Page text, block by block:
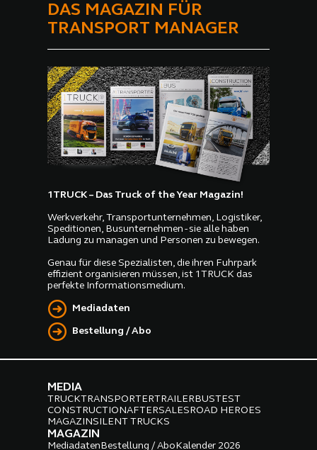
DAS MAGAZIN FÜR
TRANSPORT MANAGER
1TRUCK – Das Truck of the Year Magazin!
Werkverkehr, Transportunternehmen, Logistiker,
Speditionen, Busunternehmen - sie alle haben
Ladung zu managen und Personen zu bewegen.
Genau für diese Spezialisten, die ihren Fuhrpark
effizient organisieren müssen, ist 1TRUCK das
perfekte Informationsmedium.
Mediadaten
Bestellung / Abo
MEDIA
TRUCKTRANSPORTERTRAILER BUSTEST
CONSTRUCTIONAFTERSALES ROAD HEROES
MAGAZIN SILENT TRUCKS
MAGAZIN
Mediadaten Bestellung / Abo Kalender 2026